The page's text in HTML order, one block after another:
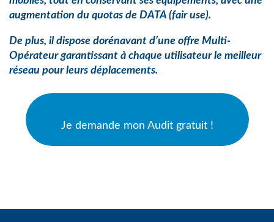
augmentation du quotas de DATA (fair use).
De plus, il dispose dorénavant d’une offre Multi-
Opérateur garantissant à chaque utilisateur le meilleur
réseau pour leurs déplacements.
Je demande mon Audit gratuit !